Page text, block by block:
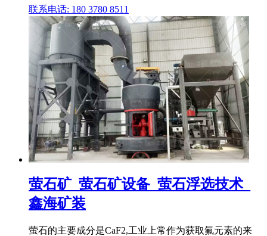
联系电话: 180 3780 8511
萤石矿_萤石矿设备_萤石浮选技术_
鑫海矿装
萤石的主要成分是CaF2,工业上常作为获取氟元素的来